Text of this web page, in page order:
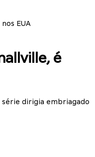
EUA
é
dirigia embriagado